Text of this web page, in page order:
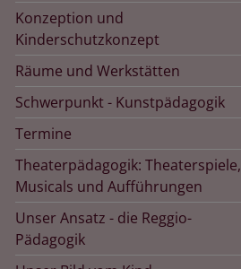
Hauptnavigation
Konzeption und
Kinderschutzkonzept
Räume und Werkstätten
Schwerpunkt - Kunstpädagogik
Termine
Theaterpädagogik: Theaterspiele,
Musicals und Aufführungen
Unser Ansatz - die Reggio-
Pädagogik